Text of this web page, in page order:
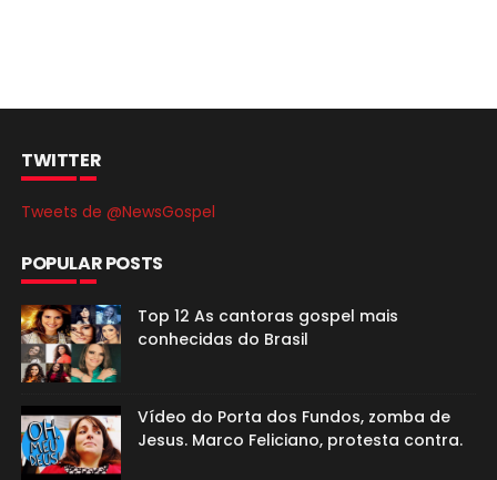
TWITTER
Tweets de @NewsGospel
POPULAR POSTS
Top 12 As cantoras gospel mais
conhecidas do Brasil
Vídeo do Porta dos Fundos, zomba de
Jesus. Marco Feliciano, protesta contra.